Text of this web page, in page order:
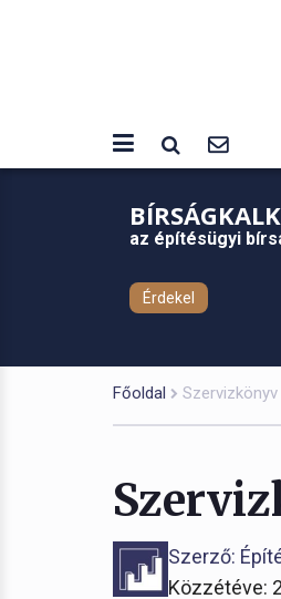
az építésügyi
Érdekel
Főoldal Szervizkönyv
Szerző:
Közzétéve: